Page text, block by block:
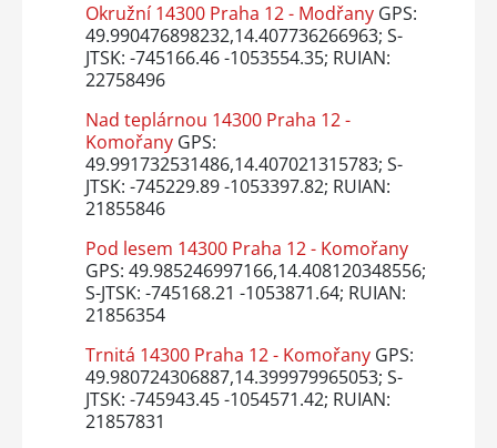
Okružní 14300 Praha 12 - ModřanyGPS:
49.990476898232,14.407736266963; S-
JTSK: -745166.46 -1053554.35; RUIAN:
22758496
Nad teplárnou 14300 Praha 12 -
KomořanyGPS:
49.991732531486,14.407021315783; S-
JTSK: -745229.89 -1053397.82; RUIAN:
21855846
Pod lesem 14300 Praha 12 - Komořany
GPS: 49.985246997166,14.408120348556;
S-JTSK: -745168.21 -1053871.64; RUIAN:
21856354
Trnitá 14300 Praha 12 - KomořanyGPS:
49.980724306887,14.399979965053; S-
JTSK: -745943.45 -1054571.42; RUIAN:
21857831